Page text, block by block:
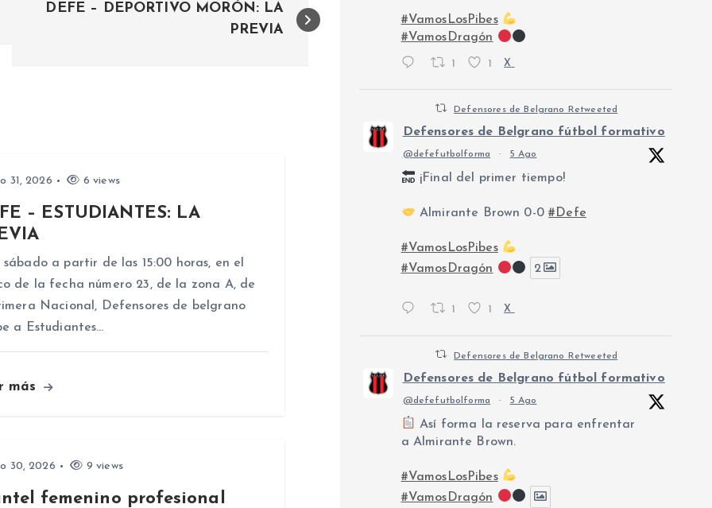
DEFE – DEPORTIVO MORÓN: LA
PREVIA
31, 2026 6 views
– ESTUDIANTES: LA
sábado a partir de las 15:00 horas, en el
de la fecha número 23, de la zona A, de
Nacional, Defensores de belgrano
a Estudiantes…
más
30, 2026 9 views
femenino profesional
#VamosLosPibes
#VamosDragón
1 1 X
Defensores de Belgrano Retweeted
Defensores de Belgrano fútbol formativo
@defefutbolforma · 5 Ago
¡Final del primer tiempo!
Almirante Brown 0-0#Defe
#VamosLosPibes
#VamosDragón
2
1 1 X
Defensores de Belgrano Retweeted
Defensores de Belgrano fútbol formativo
@defefutbolforma · 5 Ago
Así forma la reserva para enfrentar
a Almirante Brown.
#VamosLosPibes
#VamosDragón